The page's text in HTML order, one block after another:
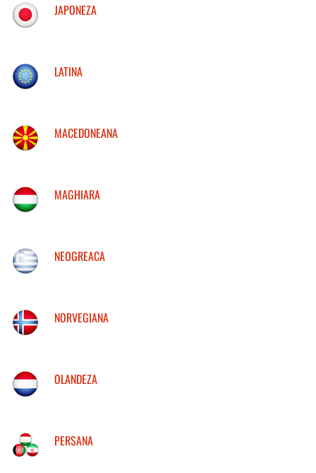
JAPONEZA
LATINA
MACEDONEANA
MAGHIARA
NEOGREACA
NORVEGIANA
OLANDEZA
PERSANA